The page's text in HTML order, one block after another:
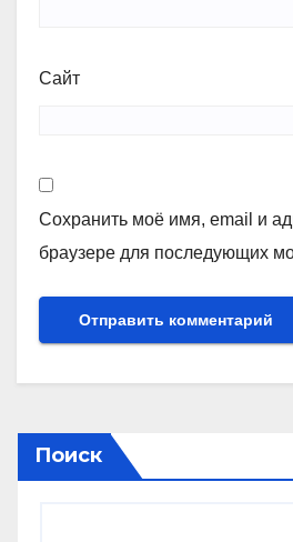
Сайт
Сохранить моё имя, email и
браузере для последующих
Поиск